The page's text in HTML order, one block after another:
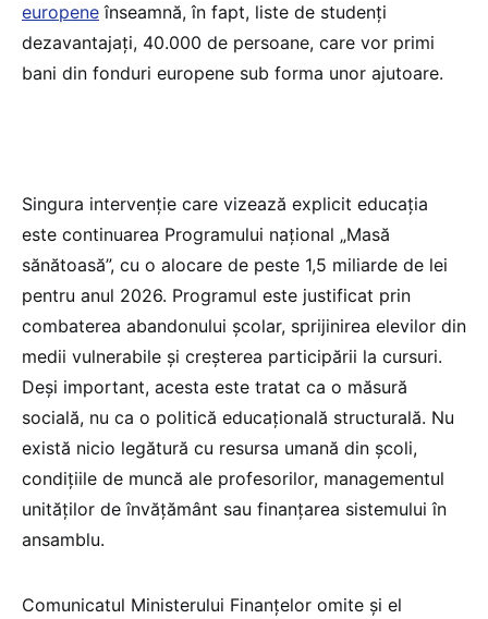
europene înseamnă, în fapt, liste de studenți
dezavantajați, 40.000 de persoane, care vor primi
bani din fonduri europene sub forma unor ajutoare.
Singura intervenție care vizează explicit educația
este continuarea Programului național „Masă
sănătoasă”, cu o alocare de peste 1,5 miliarde de lei
pentru anul 2026. Programul este justificat prin
combaterea abandonului școlar, sprijinirea elevilor din
medii vulnerabile și creșterea participării la cursuri.
Deși important, acesta este tratat ca o măsură
socială, nu ca o politică educațională structurală. Nu
există nicio legătură cu resursa umană din școli,
condițiile de muncă ale profesorilor, managementul
unităților de învățământ sau finanțarea sistemului în
ansamblu.
Comunicatul Ministerului Finanțelor omite și el